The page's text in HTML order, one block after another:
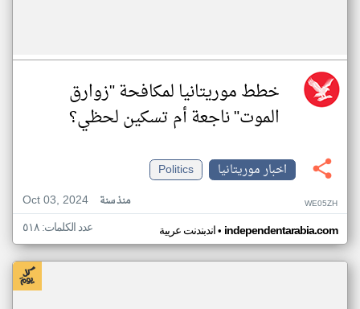
خطط موريتانيا لمكافحة "زوارق
الموت" ناجعة أم تسكين لحظي؟
اخبار موريتانيا
Politics
Oct 03, 2024
منذ سنة WE05ZH
اندبندنت عربية• independentarabia.com عدد الكلمات: ٥١٨